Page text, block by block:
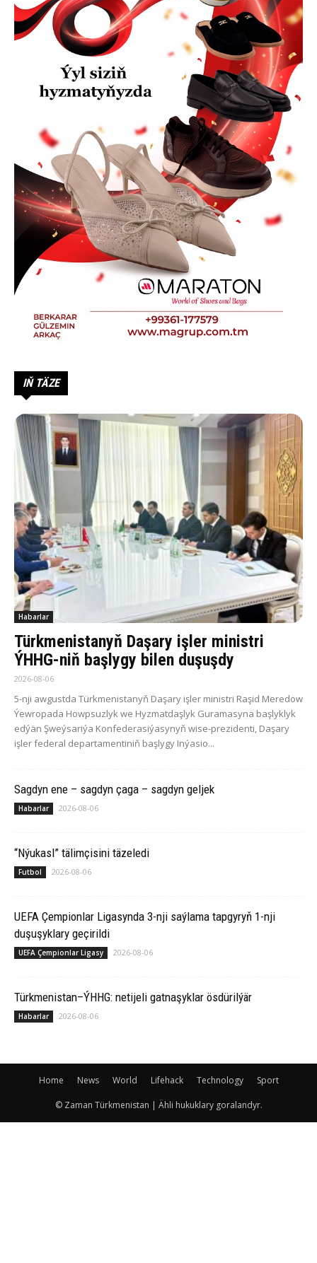
IŇ TÄZE
Habarlar
Türkmenistanyň Daşary işler ministri
ÝHHG-niň başlygy bilen duşuşdy
2026-08-06
5-nji awgustda Türkmenistanyň Daşary işler ministri Raşid Meredow
Ýewropada Howpsuzlyk we Hyzmatdaşlyk Guramasyna başlyklyk
edýän Şweýsariýa Konfederasiýasynyň wise-prezidenti, Daşary
işler federal departamentiniň başlygy Inýasio...
Sagdyn ene – sagdyn çaga – sagdyn geljek
Habarlar 2026-08-06
“Nýukasl” tälimçisini täzeledi
Futbol 2026-08-06
UEFA Çempionlar Ligasynda 3-nji saýlama tapgyryň 1-nji
duşuşyklary geçirildi
UEFA Çempionlar Ligasy 2026-08-06
Türkmenistan–ÝHHG: netijeli gatnaşyklar ösdürilýär
Habarlar 2026-08-06
Home News World Lifehack Technology Sport
© Zaman Türkmenistan | Ähli hukuklary goralandyr.